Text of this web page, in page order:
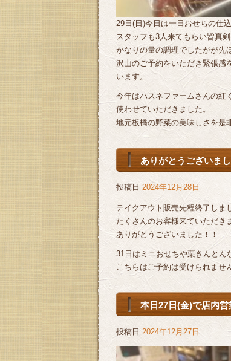
29日(日)今日は一日おせちの仕
スタッフも3人来てもらい皆真
かなりの量の調理でしたがが先
沢山のご予約をいただき緊張感
います。
今年はハスネファームさんの紅
使わせていただきました。
地元板橋の野菜の美味しさを是
ありがとうございまし
投稿日 2024年12月28日
テイクアウト販売先程終了しま
たくさんのお客様来ていただき
ありがとうございました！！
31日はミニおせちや栗きんとん
こちらはご予約は受けられませ
本日27日(金)で店内
投稿日 2024年12月27日